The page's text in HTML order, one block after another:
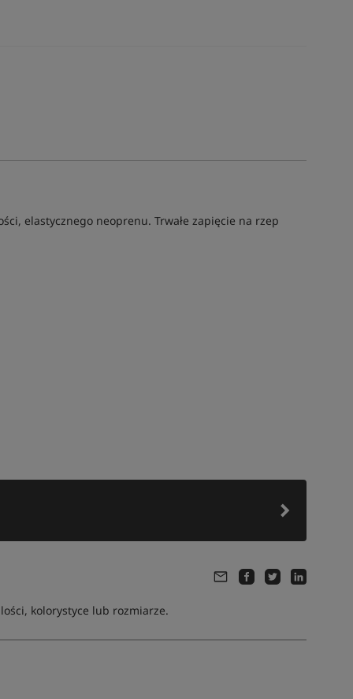
elastycznego neoprenu. Trwałe zapięcie na rzep
kolorystyce lub rozmiarze.